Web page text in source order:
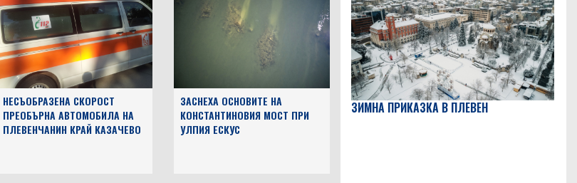
НЕСЪОБРАЗЕНА СКОРОСТ
ПРЕОБЪРНА АВТОМОБИЛА НА
ПЛЕВЕНЧАНИН КРАЙ КАЗАЧЕВО
ЗАСНЕХА ОСНОВИТЕ НА
КОНСТАНТИНОВИЯ МОСТ ПРИ
УЛПИЯ ЕСКУС
ЗИМНА ПРИКАЗКА В ПЛЕВЕН